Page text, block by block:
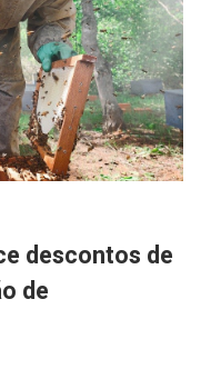
descontos de
de